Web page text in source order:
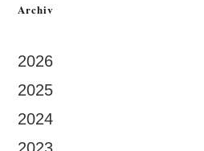
Archiv
2026
2025
2024
2023